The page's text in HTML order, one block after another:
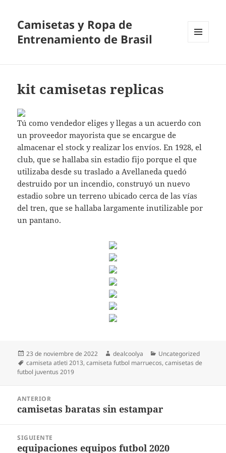
Camisetas y Ropa de
Entrenamiento de Brasil
kit camisetas replicas
Tú como vendedor eliges y llegas a un acuerdo con
un proveedor mayorista que se encargue de
almacenar el stock y realizar los envíos. En 1928, el
club, que se hallaba sin estadio fijo porque el que
utilizaba desde su traslado a Avellaneda quedó
destruido por un incendio, construyó un nuevo
estadio sobre un terreno ubicado cerca de las vías
del tren, que se hallaba largamente inutilizable por
un pantano.
Publicado
el
23 de noviembre de 2022 Autor
dealcoolya Categorías
Uncategorized
Etiquetas
camiseta atleti 2013,camiseta futbol marruecos,camisetas de
futbol juventus 2019
entradas
ANTERIOR
Entrada
camisetas baratas sin estampar
SIGUIENTE
Entrada
equipaciones equipos futbol 2020